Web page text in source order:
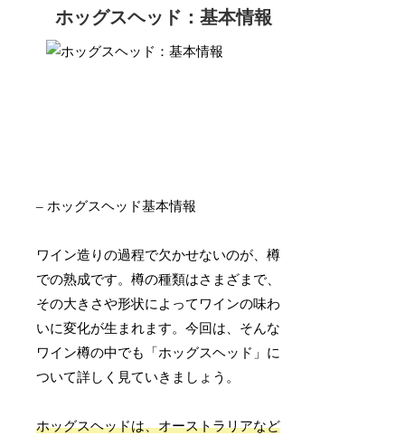
ホッグスヘッド：基本情報
– ホッグスヘッド基本情報
ワイン造りの過程で欠かせないのが、樽
での熟成です。樽の種類はさまざまで、
その大きさや形状によってワインの味わ
いに変化が生まれます。今回は、そんな
ワイン樽の中でも「ホッグスヘッド」に
ついて詳しく見ていきましょう。
ホッグスヘッドは、オーストラリアなど